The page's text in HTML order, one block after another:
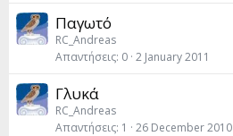
Παγωτό
RC_Andreas
Απαντήσεις 0 2 January 2011
Γλυκά
RC_Andreas
Απαντήσεις 1 26 December 2010